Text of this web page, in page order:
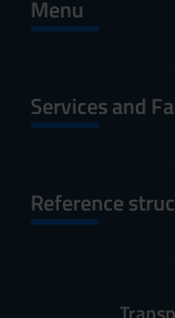
Menu
Services and
Reference